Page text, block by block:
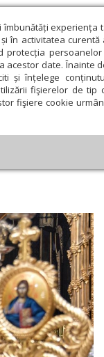
experiența
în activitatea curentă
protecția
date. Înainte
și înțelege
fişierelor de tip
fişiere cookieDocumentar
Cultură
Mai